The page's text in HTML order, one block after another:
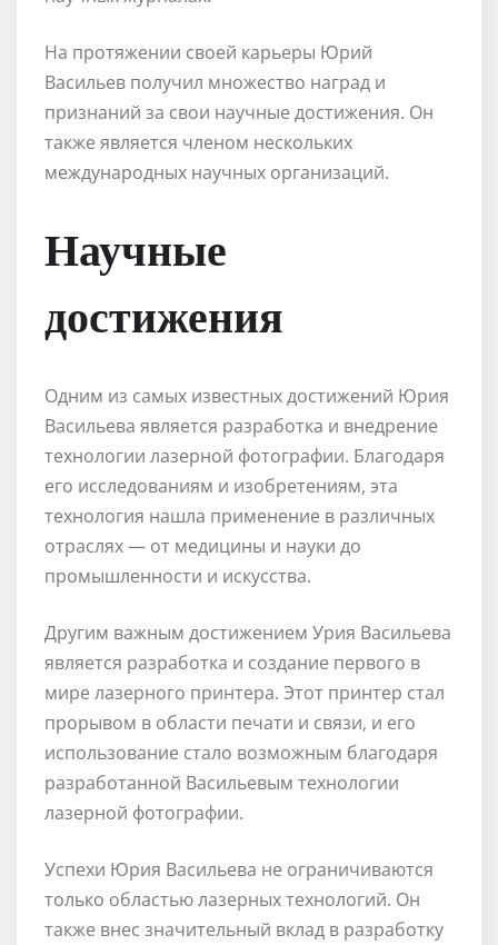
На протяжении своей карьеры Юрий
Васильев получил множество наград и
признаний за свои научные достижения. Он
также является членом нескольких
международных научных организаций.
Научные
достижения
Одним из самых известных достижений Юрия
Васильева является разработка и внедрение
технологии лазерной фотографии. Благодаря
его исследованиям и изобретениям, эта
технология нашла применение в различных
отраслях — от медицины и науки до
промышленности и искусства.
Другим важным достижением Урия Васильева
является разработка и создание первого в
мире лазерного принтера. Этот принтер стал
прорывом в области печати и связи, и его
использование стало возможным благодаря
разработанной Васильевым технологии
лазерной фотографии.
Успехи Юрия Васильева не ограничиваются
только областью лазерных технологий. Он
также внес значительный вклад в разработку